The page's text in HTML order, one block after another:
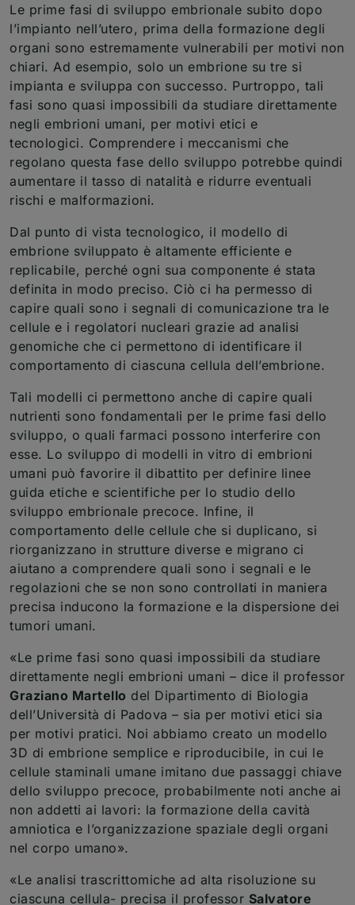
Le prime fasi di sviluppo embrionale subito dopo
l’impianto nell’utero, prima della formazione degli
organi sono estremamente vulnerabili per motivi non
chiari. Ad esempio, solo un embrione su tre si
impianta e sviluppa con successo. Purtroppo, tali
fasi sono quasi impossibili da studiare direttamente
negli embrioni umani, per motivi etici e
tecnologici. Comprendere i meccanismi che
regolano questa fase dello sviluppo potrebbe quindi
aumentare il tasso di natalità e ridurre eventuali
rischi e malformazioni.
Dal punto di vista tecnologico, il modello di
embrione sviluppato è altamente efficiente e
replicabile, perché ogni sua componente é stata
definita in modo preciso. Ciò ci ha permesso di
capire quali sono i segnali di comunicazione tra le
cellule e i regolatori nucleari grazie ad analisi
genomiche che ci permettono di identificare il
comportamento di ciascuna cellula dell’embrione.
Tali modelli ci permettono anche di capire quali
nutrienti sono fondamentali per le prime fasi dello
sviluppo, o quali farmaci possono interferire con
esse. Lo sviluppo di modelli in vitro di embrioni
umani può favorire il dibattito per definire linee
guida etiche e scientifiche per lo studio dello
sviluppo embrionale precoce. Infine, il
comportamento delle cellule che si duplicano, si
riorganizzano in strutture diverse e migrano ci
aiutano a comprendere quali sono i segnali e le
regolazioni che se non sono controllati in maniera
precisa inducono la formazione e la dispersione dei
tumori umani.
«Le prime fasi sono quasi impossibili da studiare
direttamente negli embrioni umani – dice il professor
Graziano Martello del Dipartimento di Biologia
dell’Università di Padova – sia per motivi etici sia
per motivi pratici. Noi abbiamo creato un modello
3D di embrione semplice e riproducibile, in cui le
cellule staminali umane imitano due passaggi chiave
dello sviluppo precoce, probabilmente noti anche ai
non addetti ai lavori: la formazione della cavità
amniotica e l’organizzazione spaziale degli organi
nel corpo umano».
«Le analisi trascrittomiche ad alta risoluzione su
ciascuna cellula- precisa il professor Salvatore